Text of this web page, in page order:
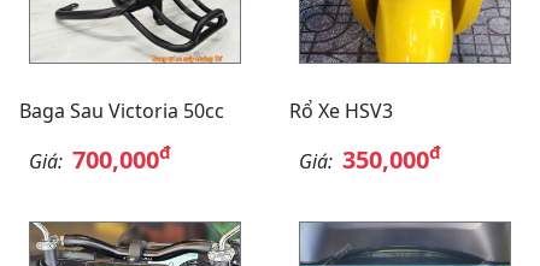
Baga Sau Victoria 50cc
Giá: 700,000đ
Rổ Xe HSV3
Giá: 350,000đ